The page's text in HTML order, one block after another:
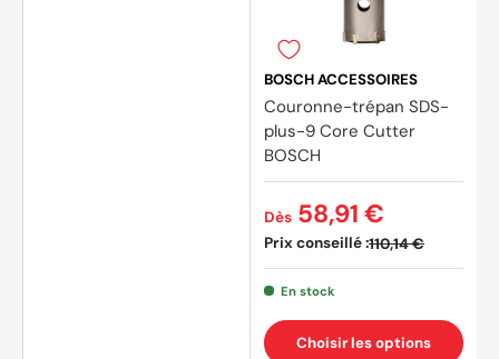
BOSCH ACCESSOIRES
Couronne-trépan SDS-
plus-9 Core Cutter
BOSCH
Prix conseillé :110,14 €
Dès 58,91 €
En stock
Choisir les options